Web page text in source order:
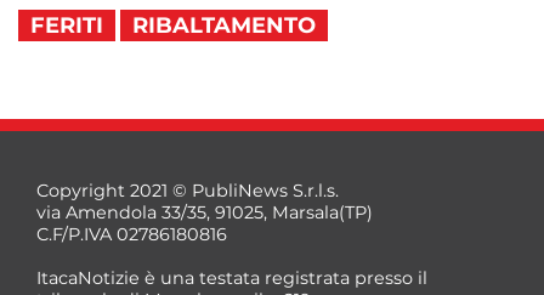
FERITI RIBALTAMENTO
Copyright 2021 © PubliNews S.r.l.s.
via Amendola 33/35, 91025, Marsala(TP)
C.F/P.IVA 02786180816
ItacaNotizie è una testata registrata presso il